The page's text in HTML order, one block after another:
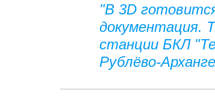
"В 3D
документация.
станции БКЛ
Рублёво-